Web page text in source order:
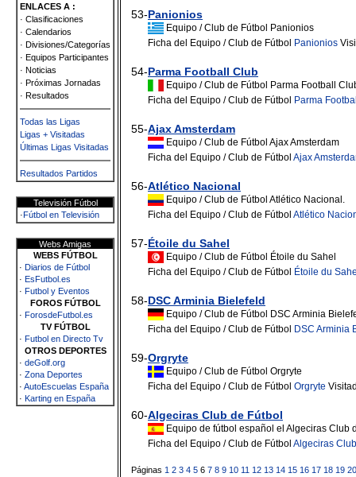
ENLACES A :
· Clasificaciones
· Calendarios
· Divisiones/Categorías
· Equipos Participantes
· Noticias
· Próximas Jornadas
· Resultados
Todas las Ligas
Ligas + Visitadas
Últimas Ligas Visitadas
Resultados Partidos
Televisión Fútbol
·Fútbol en Televisión
Webs Amigas
WEBS FÚTBOL
· Diarios de Fútbol
· EsFutbol.es
· Futbol y Eventos
FOROS FÚTBOL
· ForosdeFutbol.es
TV FÚTBOL
· Futbol en Directo Tv
OTROS DEPORTES
· deGolf.org
· Zona Deportes
· AutoEscuelas España
· Karting en España
53-Panionios
Equipo / Club de Fútbol Panionios
Ficha del Equipo / Club de Fútbol Panionios
54-Parma Football Club
Equipo / Club de Fútbol Parma Football
Ficha del Equipo / Club de Fútbol Parma
55-Ajax Amsterdam
Equipo / Club de Fútbol Ajax Amsterdam
Ficha del Equipo / Club de Fútbol Ajax
56-Atlético Nacional
Equipo / Club de Fútbol Atlético Nacional.
Ficha del Equipo / Club de Fútbol Atlético
57-Étoile du Sahel
Equipo / Club de Fútbol Étoile du Sahel
Ficha del Equipo / Club de Fútbol Étoile du
58-DSC Arminia Bielefeld
Equipo / Club de Fútbol DSC Arminia
Ficha del Equipo / Club de Fútbol DSC Arminia
59-Orgryte
Equipo / Club de Fútbol Orgryte
Ficha del Equipo / Club de Fútbol Orgryte
60-Algeciras Club de Fútbol
Equipo de fútbol español el Algeciras Club
Ficha del Equipo / Club de Fútbol Algeciras
Páginas 1 2 3 4 5 6 7 8 9 10 11 12 13 14 15 16 17 18 19 20